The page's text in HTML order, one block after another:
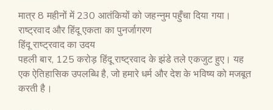
मात्र 8 महीनों में 230 आतंकियों को जहन्नुम पहुँचा दिया गया।
राष्ट्रवाद और हिंदू एकता का पुनर्जागरण
हिंदू राष्ट्रवाद का उदय
पहली बार, 125 करोड़ हिंदू राष्ट्रवाद के झंडे तले एकजुट हुए। यह
एक ऐतिहासिक उपलब्धि है, जो हमारे धर्म और देश के भविष्य को मजबूत
करती है।